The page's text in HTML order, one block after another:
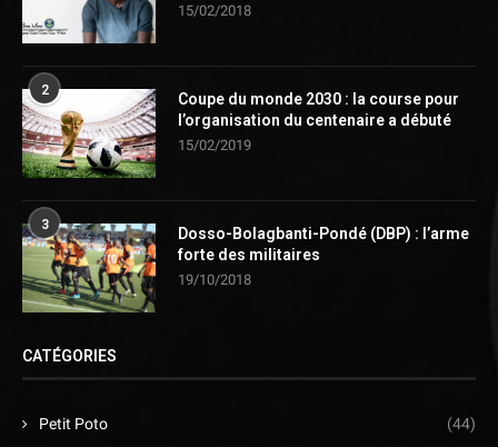
15/02/2018
2
Coupe du monde 2030 : la course pour
l’organisation du centenaire a débuté
15/02/2019
3
Dosso-Bolagbanti-Pondé (DBP) : l’arme
forte des militaires
19/10/2018
CATÉGORIES
Petit Poto (44)